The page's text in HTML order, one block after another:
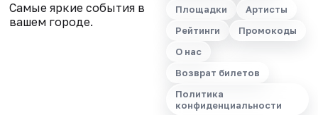
Самые яркие события в
вашем городе.
Площадки
Артисты
Рейтинги
Промокоды
О нас
Возврат билетов
Политика
конфиденциальности